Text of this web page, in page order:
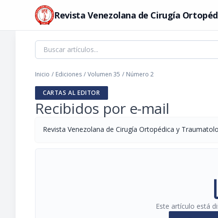
Revista Venezolana de Cirugía
Inicio / Ediciones / Volumen 35 / Número 2
CARTAS AL EDITOR
Recibidos por e-mail
Revista Venezolana de Cirugía Ortopédica y
Este artículo está